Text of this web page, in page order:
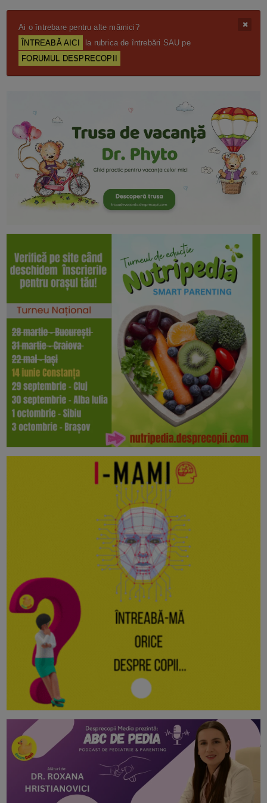
Ai o întrebare pentru alte mămici?
ÎNTREABĂ AICI
la rubrica de întrebări SAU pe
FORUMUL DESPRECOPII